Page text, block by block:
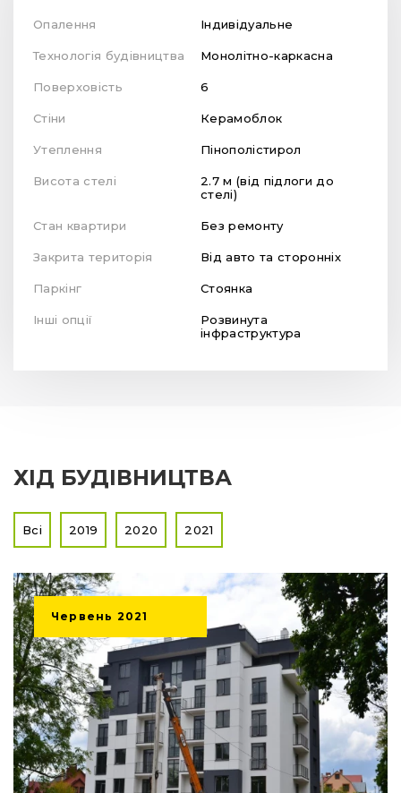
Опалення Індивідуальне
Технологія будівництва Монолітно-каркасна
Поверховість 6
Стіни Керамоблок
Утеплення Пінополістирол
Висота стелі
2.7 м (від підлоги до
стелі)
Стан квартири Без ремонту
Закрита територія Від авто та сторонніх
Паркінг Стоянка
Інші опції
Розвинута
інфраструктура
ХІД БУДІВНИЦТВА
Всі 2019 2020 2021
Червень 2021